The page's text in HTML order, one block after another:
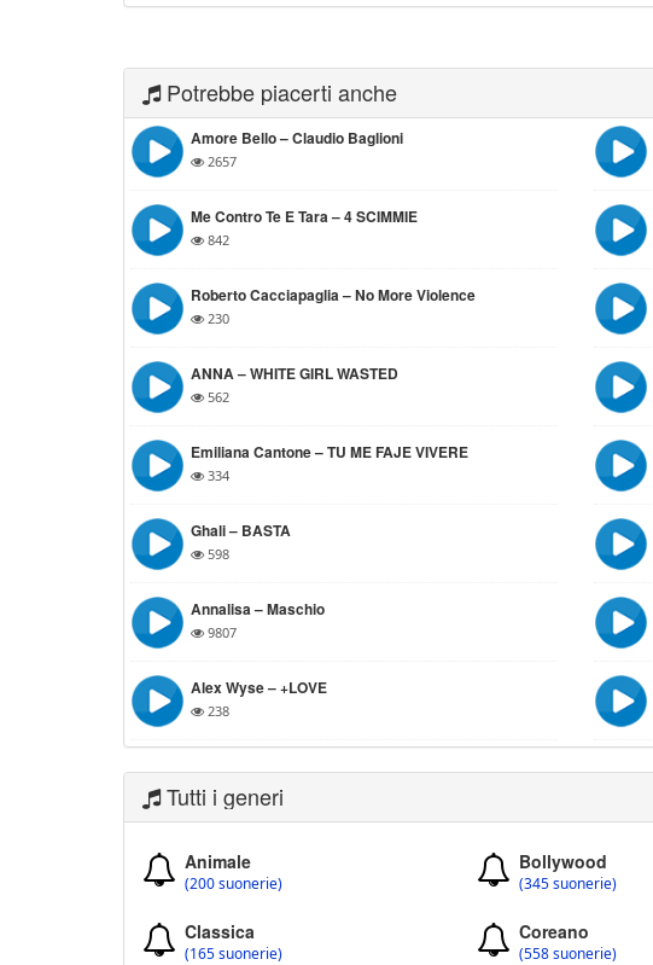
Potrebbe piacerti anche
Amore Bello – Claudio Baglioni
2657
Me Contro Te E Tara – 4 SCIMMIE
842
Roberto Cacciapaglia – No More Violence
230
ANNA – WHITE GIRL WASTED
562
Emiliana Cantone – TU ME FAJE VIVERE
334
Ghali – BASTA
598
Annalisa – Maschio
9807
Alex Wyse – +LOVE
238
Tutti i generi
Animale
(200 suonerie)
Bollywood
(345 suonerie)
Classica
(165 suonerie)
Coreano
(558 suonerie)